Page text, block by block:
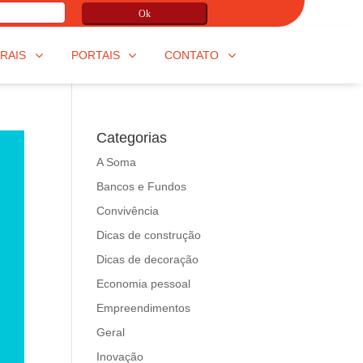
Ok
PORTAIS CONTATO
Categorias
A Soma
Bancos e Fundos
Convivência
Dicas de construção
Dicas de decoração
Economia pessoal
Empreendimentos
Geral
Inovação